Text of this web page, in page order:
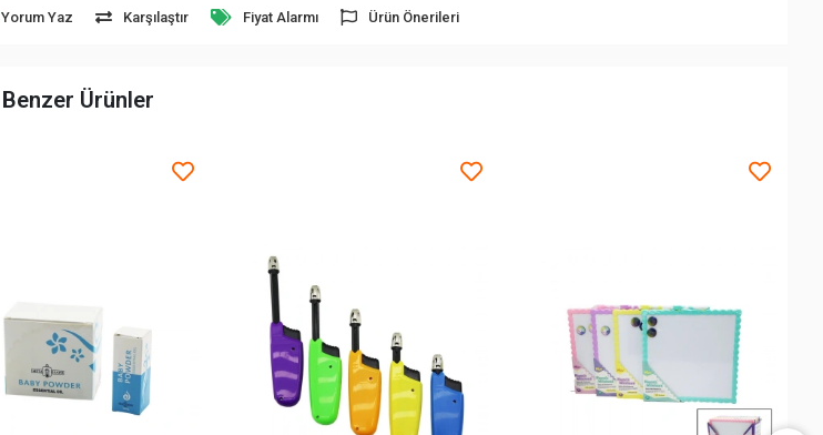
Yorum Yaz Karşılaştır Fiyat Alarmı Ürün Önerileri
Benzer Ürünler